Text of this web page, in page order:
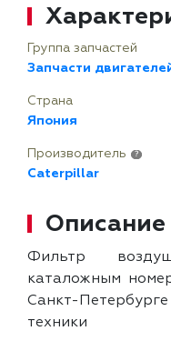
Группа запчастей
Запчасти
Страна
Япония
Производитель ?
Caterpillar
Описание
Фильтр
каталожным
Санкт-
техники